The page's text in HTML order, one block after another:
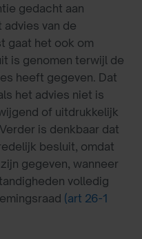
gedacht aan
van de
gaat het ook om
is genomen terwijl de
heeft gegeven. Dat
het advies niet is
of uitdrukkelijk
is denkbaar dat
besluit, omdat
gegeven, wanneer
volledig
(art 26-1